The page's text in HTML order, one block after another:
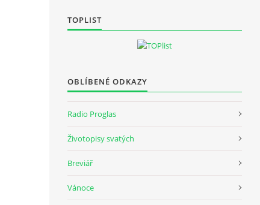
TOPLIST
OBLÍBENÉ ODKAZY
Radio Proglas
Životopisy svatých
Breviář
Vánoce